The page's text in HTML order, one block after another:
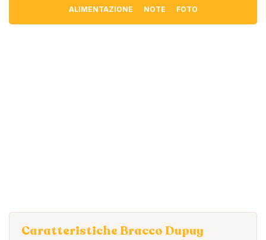
ALIMENTAZIONE
NOTE FOTO
Caratteristiche Bracco Dupuy